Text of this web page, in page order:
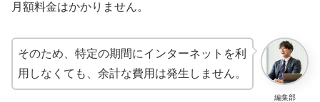
月額料金はかかりません。
編集部
そのため、特定の期間にインターネットを利
用しなくても、余計な費用は発生しません。